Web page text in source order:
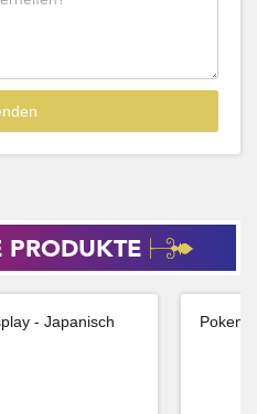
PRODUKTE
- Japanisch